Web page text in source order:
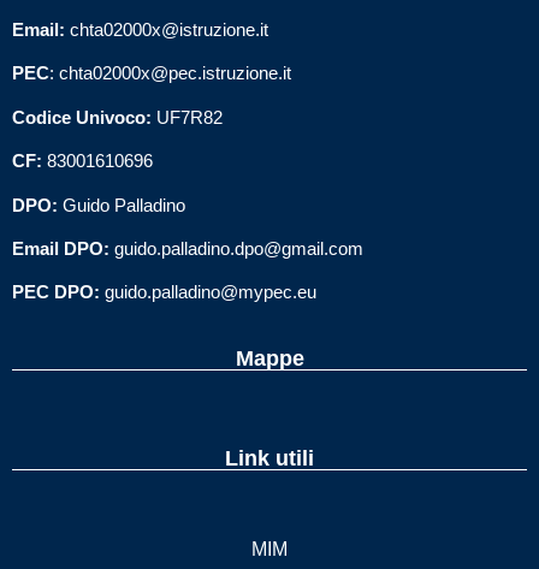
Email: chta02000x@istruzione.it
PEC: chta02000x@pec.istruzione.it
Codice Univoco: UF7R82
CF: 83001610696
DPO: Guido Palladino
Email DPO: guido.palladino.dpo@gmail.com
PEC DPO: guido.palladino@mypec.eu
Mappe
Link utili
MIM